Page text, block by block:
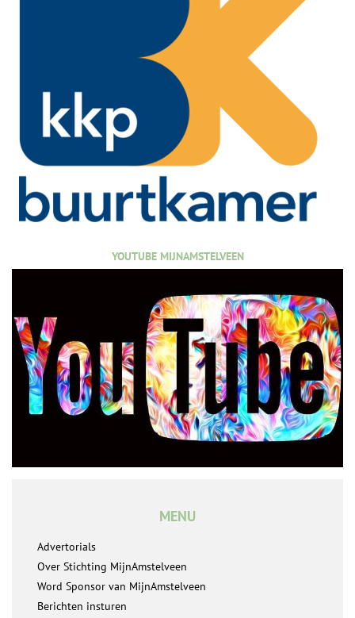
YOUTUBE MIJNAMSTELVEEN
MENU
Advertorials
Over Stichting MijnAmstelveen
Word Sponsor van MijnAmstelveen
Berichten insturen